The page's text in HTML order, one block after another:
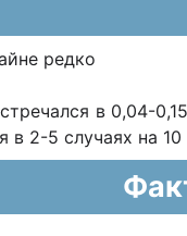
редко
в 0,04-
в 2-5 случаях на